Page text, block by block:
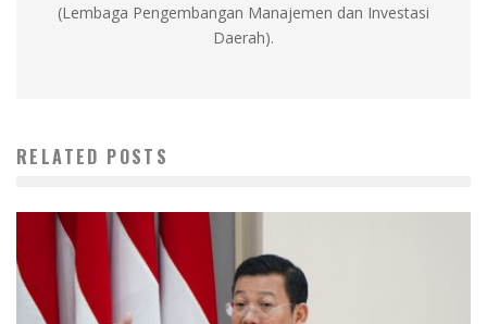
(Lembaga Pengembangan Manajemen dan Investasi
Daerah).
RELATED POSTS